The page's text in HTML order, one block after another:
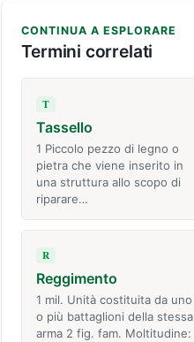
CONTINUA A ESPLORARE
Termini correlati
T
Tassello
1 Piccolo pezzo di legno o
pietra che viene inserito in
una struttura allo scopo di
riparare…
R
Reggimento
1 mil. Unità costituita da uno
o più battaglioni della stessa
arma 2 fig. fam. Moltitudine: